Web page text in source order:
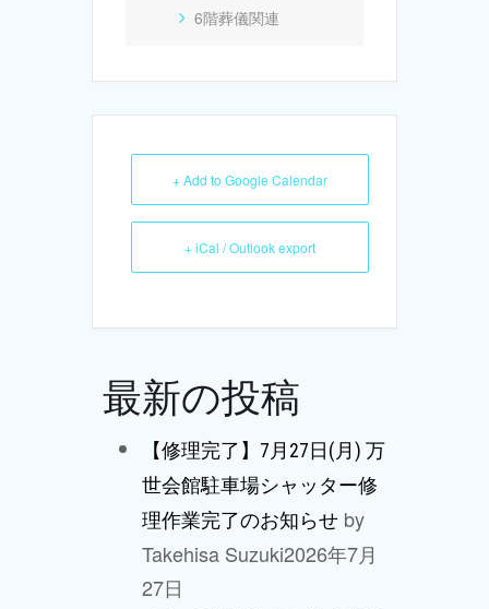
6階葬儀関連
+ Add to Google Calendar
+ iCal / Outlook export
最新の投稿
【修理完了】7月27日(月) 万
世会館駐車場シャッター修
理作業完了のお知らせ by
Takehisa Suzuki2026年7月
27日